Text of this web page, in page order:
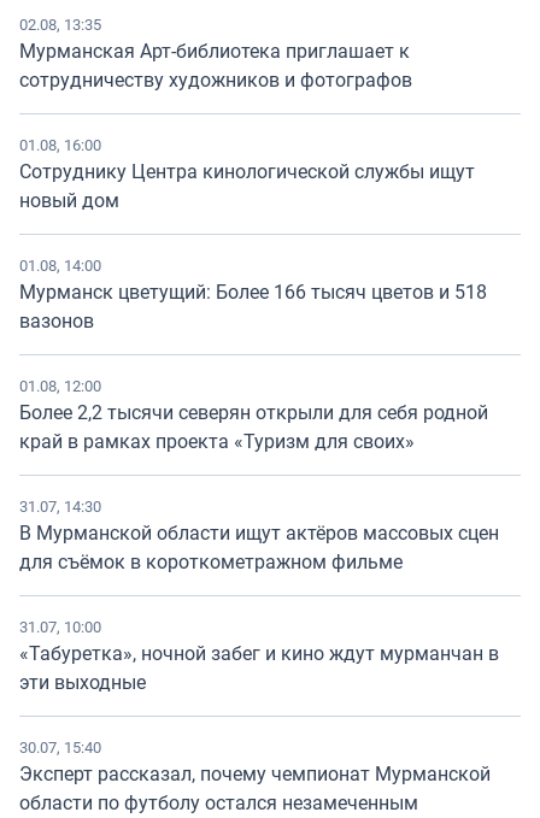
02.08, 13:35
Мурманская Арт-библиотека приглашает к
сотрудничеству художников и фотографов
01.08, 16:00
Сотруднику Центра кинологической службы ищут
новый дом
01.08, 14:00
Мурманск цветущий: Более 166 тысяч цветов и 518
вазонов
01.08, 12:00
Более 2,2 тысячи северян открыли для себя родной
край в рамках проекта «Туризм для своих»
31.07, 14:30
В Мурманской области ищут актёров массовых сцен
для съёмок в короткометражном фильме
31.07, 10:00
«Табуретка», ночной забег и кино ждут мурманчан в
эти выходные
30.07, 15:40
Эксперт рассказал, почему чемпионат Мурманской
области по футболу остался незамеченным